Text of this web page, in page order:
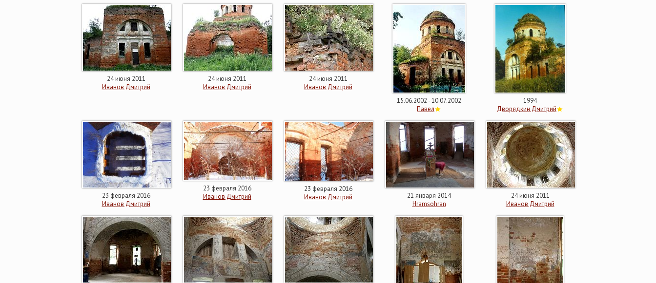
24 июня 2011
Иванов Дмитрий
24 июня 2011
Иванов Дмитрий
24 июня 2011
Иванов Дмитрий
15.06.2002 - 10.07.2002
Павел
1994
Дворядкин Дмитрий
23 февраля 2016
Иванов Дмитрий
23 февраля 2016
Иванов Дмитрий
23 февраля 2016
Иванов Дмитрий
21 января 2014
Hramsohran
24 июня 2011
Иванов Дмитрий